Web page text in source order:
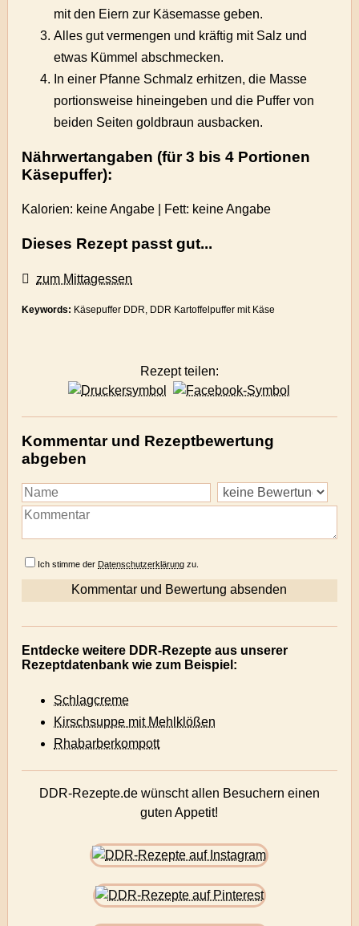
mit den Eiern zur Käsemasse geben.
Alles gut vermengen und kräftig mit Salz und
etwas Kümmel abschmecken.
In einer Pfanne Schmalz erhitzen, die Masse
portionsweise hineingeben und die Puffer von
beiden Seiten goldbraun ausbacken.
Nährwertangaben (für 3 bis 4 Portionen
Käsepuffer):
Kalorien: keine Angabe | Fett: keine Angabe
Dieses Rezept passt gut...
zum Mittagessen
Keywords: Käsepuffer DDR, DDR Kartoffelpuffer mit Käse
Rezept teilen:
Kommentar und Rezeptbewertung
abgeben
Ich stimme derDatenschutzerklärung zu.
Entdecke weitere DDR-Rezepte aus unserer
Rezeptdatenbank wie zum Beispiel:
Schlagcreme
Kirschsuppe mit Mehlklößen
Rhabarberkompott
DDR-Rezepte.de wünscht allen Besuchern einen
guten Appetit!